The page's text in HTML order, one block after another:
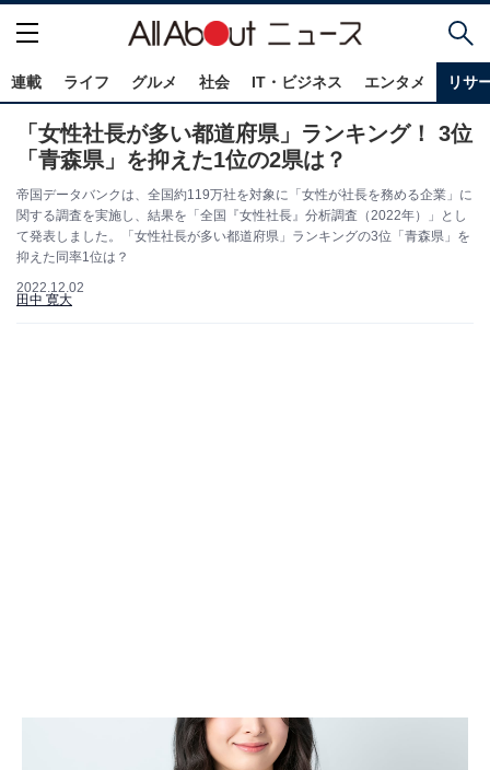
連載 ライフ グルメ 社会 IT・ビジネス エンタメ リサ
「女性社長が多い都道府県」ランキング！ 3位
「青森県」を抑えた1位の2県は？
帝国データバンクは、全国約119万社を対象に「女性が社長を務める企業」に
関する調査を実施し、結果を「全国『女性社長』分析調査（2022年）」とし
て発表しました。「女性社長が多い都道府県」ランキングの3位「青森県」を
抑えた同率1位は？
2022.12.02
田中 寛大